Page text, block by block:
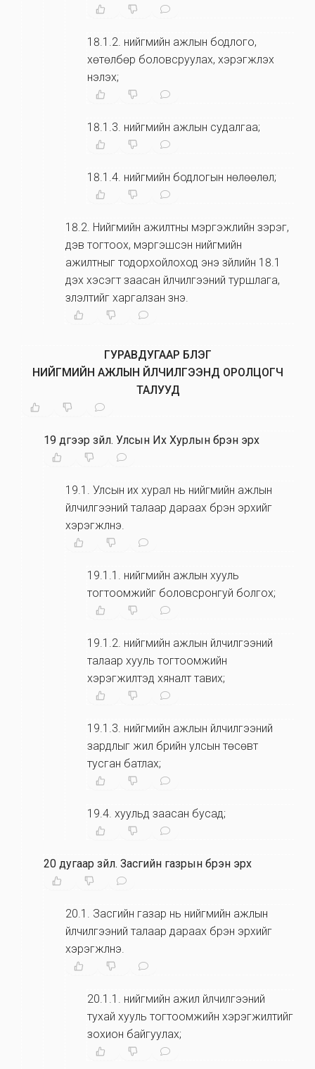
18.1.2. нийгмийн ажлын бодлого,
хөтөлбөр боловсруулах, хэрэгжүүлэх
үнэлэх;
18.1.3. нийгмийн ажлын судалгаа;
18.1.4. нийгмийн бодлогын нөлөөлөл;
18.2. Нийгмийн ажилтны мэргэжлийн зэрэг,
дэв тогтоох, мэргэшсэн нийгмийн
ажилтныг тодорхойлоход энэ зүйлийн 18.1
дэх хэсэгт заасан үйлчилгээний туршлага,
үзүүлэлтийг харгалзан үзнэ.
ГУРАВДУГААР БҮЛЭГ
НИЙГМИЙН АЖЛЫН ҮЙЛЧИЛГЭЭНД ОРОЛЦОГЧ
ТАЛУУД
19 дүгээр зүйл. Улсын Их Хурлын бүрэн эрх
19.1 . Улсын их хурал нь нийгмийн ажлын
үйлчилгээний талаар дараах бүрэн эрхийг
хэрэгжүүлнэ.
19.1.1 . нийгмийн ажлын хууль
тогтоомжийг боловсронгуй болгох;
19.1.2. нийгмийн ажлын үйлчилгээний
талаар хууль тогтоомжийн
хэрэгжилтэд хяналт тавих;
19.1.3. нийгмийн ажлын үйлчилгээний
зардлыг жил бүрийн улсын төсөвт
тусган батлах;
19.4. хуульд заасан бусад;
20 дугаар зүйл. Засгийн газрын бүрэн эрх
20.1 . Засгийн газар нь нийгмийн ажлын
үйлчилгээний талаар дараах бүрэн эрхийг
хэрэгжүүлнэ.
20.1.1 . нийгмийн ажил үйлчилгээний
тухай хууль тогтоомжийн хэрэгжилтийг
зохион байгуулах;